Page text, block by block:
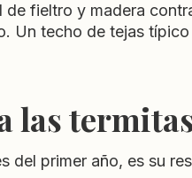
fieltro y madera
Un techo de tejas
las
del primer año, es su